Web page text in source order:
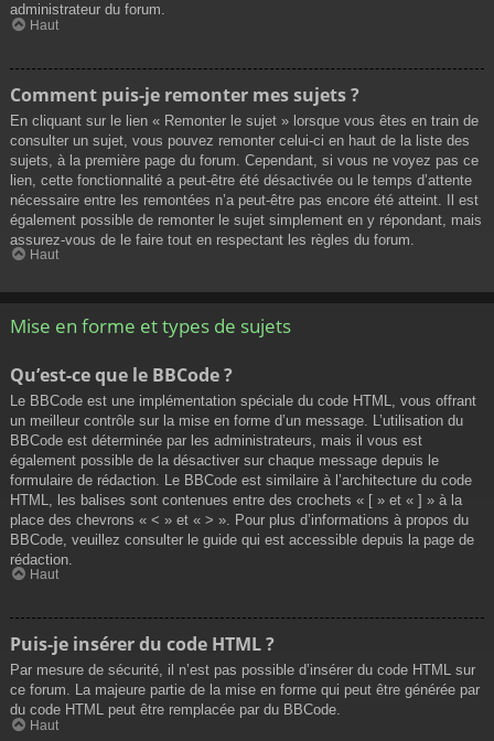
administrateur du forum.
Haut
Comment puis-je remonter mes sujets ?
En cliquant sur le lien « Remonter le sujet » lorsque vous êtes en train de
consulter un sujet, vous pouvez remonter celui-ci en haut de la liste des
sujets, à la première page du forum. Cependant, si vous ne voyez pas ce
lien, cette fonctionnalité a peut-être été désactivée ou le temps d’attente
nécessaire entre les remontées n’a peut-être pas encore été atteint. Il est
également possible de remonter le sujet simplement en y répondant, mais
assurez-vous de le faire tout en respectant les règles du forum.
Haut
Mise en forme et types de sujets
Qu’est-ce que le BBCode ?
Le BBCode est une implémentation spéciale du code HTML, vous offrant
un meilleur contrôle sur la mise en forme d’un message. L’utilisation du
BBCode est déterminée par les administrateurs, mais il vous est
également possible de la désactiver sur chaque message depuis le
formulaire de rédaction. Le BBCode est similaire à l’architecture du code
HTML, les balises sont contenues entre des crochets « [ » et « ] » à la
place des chevrons « < » et « > ». Pour plus d’informations à propos du
BBCode, veuillez consulter le guide qui est accessible depuis la page de
rédaction.
Haut
Puis-je insérer du code HTML ?
Par mesure de sécurité, il n’est pas possible d’insérer du code HTML sur
ce forum. La majeure partie de la mise en forme qui peut être générée par
du code HTML peut être remplacée par du BBCode.
Haut